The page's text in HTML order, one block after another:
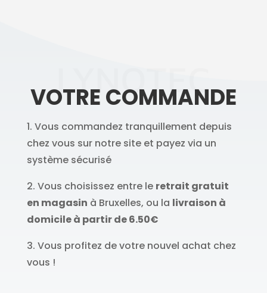
LYNOTEC
VOTRE COMMANDE
1. Vous commandez tranquillement depuis
chez vous sur notre site et payez via un
système sécurisé
2. Vous choisissez entre le retrait gratuit
en magasin à Bruxelles, ou la livraison à
domicile à partir de 6.50€
3. Vous profitez de votre nouvel achat chez
vous !